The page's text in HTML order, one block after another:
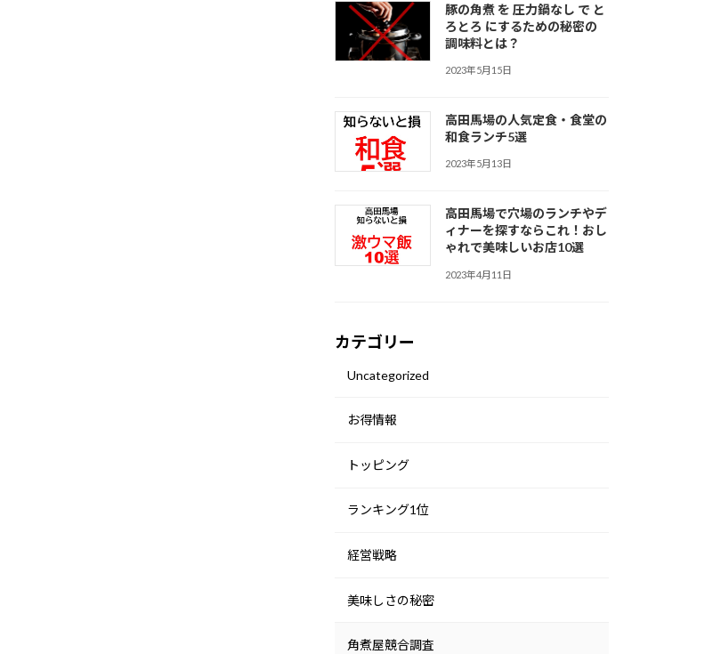
豚の角煮 を 圧力鍋なし で と
ろとろ にするための秘密の
調味料とは？
2023年5月15日
高田馬場の人気定食・食堂の
和食ランチ5選
2023年5月13日
高田馬場で穴場のランチやデ
ィナーを探すならこれ！おし
ゃれで美味しいお店10選
2023年4月11日
カテゴリー
Uncategorized
お得情報
トッピング
ランキング1位
経営戦略
美味しさの秘密
角煮屋競合調査